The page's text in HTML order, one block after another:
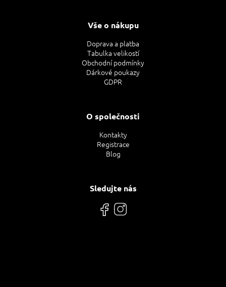
Vše o nákupu
Doprava a platba
Tabulka velikostí
Obchodní podmínky
Dárkové poukazy
GDPR
O společnosti
Kontakty
Registrace
Blog
Sledujte nás